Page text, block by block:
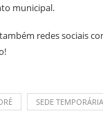
municipal.
redes sociais
SEDE